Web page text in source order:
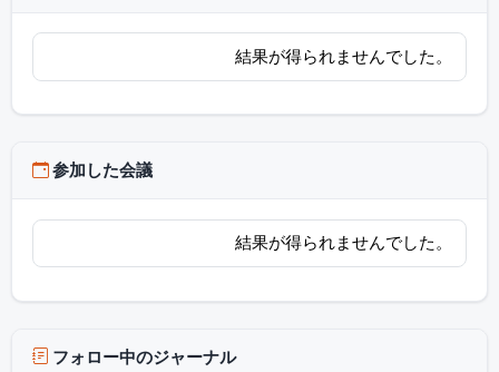
結果が得られませんでした。
参加した会議
結果が得られませんでした。
フォロー中のジャーナル